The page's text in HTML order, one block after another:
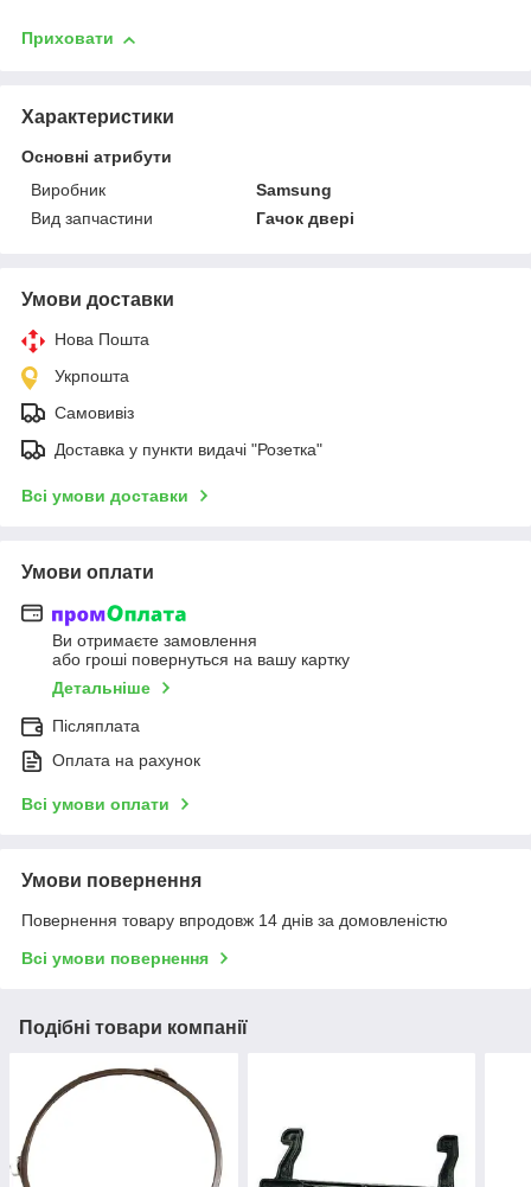
Приховати
Характеристики
Основні атрибути
Виробник
Samsung
Вид запчастини
Гачок двері
Умови доставки
Нова Пошта
Укрпошта
Самовивіз
Доставка у пункти видачі "Розетка"
Всі умови доставки
Умови оплати
Ви отримаєте замовлення
або гроші повернуться на вашу картку
Детальніше
Післяплата
Оплата на рахунок
Всі умови оплати
Умови повернення
Повернення товару впродовж 14 днів за домовленістю
Всі умови повернення
Подібні товари компанії